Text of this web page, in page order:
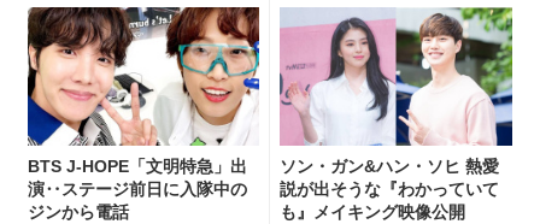
BTS J-HOPE「文明特急」出
演‥ステージ前日に入隊中の
ジンから電話
ソン・ガン&ハン・ソヒ 熱愛
説が出そうな『わかっていて
も』メイキング映像公開